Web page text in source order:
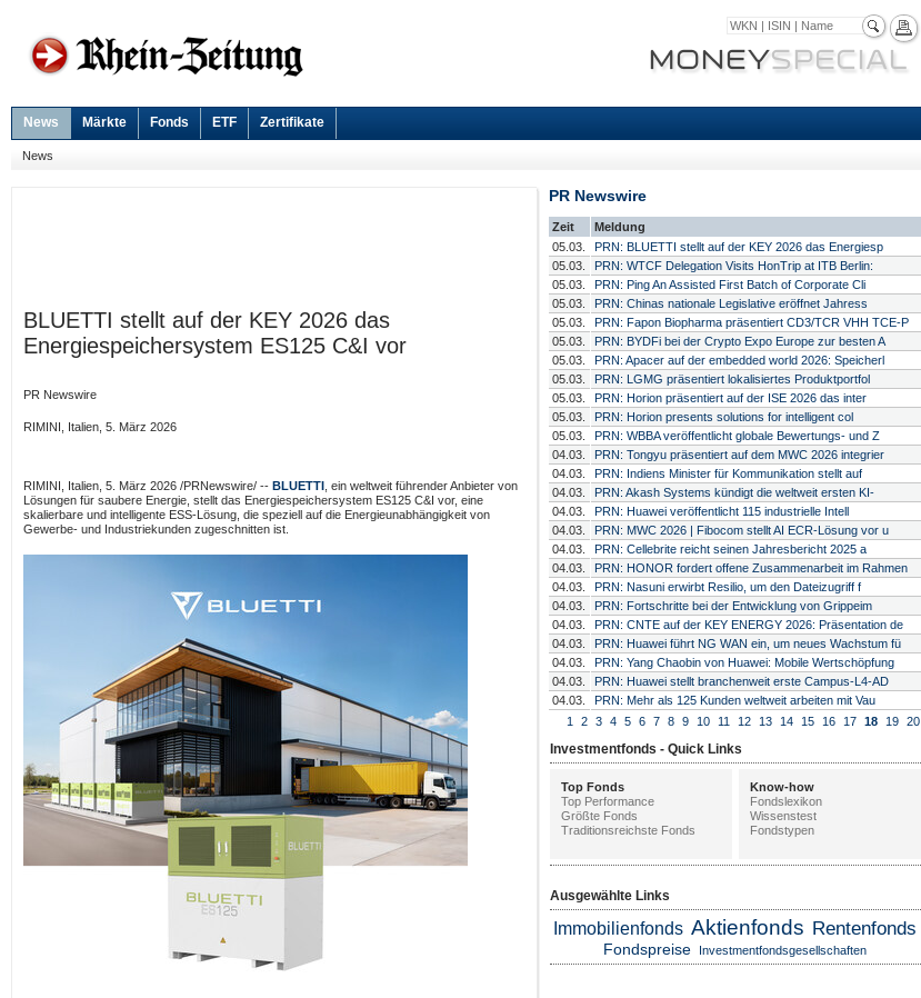
News Märkte Fonds ETF Zertifikate
News
BLUETTI stellt auf der KEY 2026 das
Energiespeichersystem ES125 C&I vor
PR Newswire
RIMINI, Italien, 5. März 2026
RIMINI, Italien 5. März 2026 /PRNewswire/ -- BLUETTI , ein weltweit führender Anbieter von
Lösungen für saubere Energie, stellt das Energiespeichersystem ES125 C&I vor, eine
skalierbare und intelligente ESS-Lösung, die speziell auf die Energieunabhängigkeit von
Gewerbe- und Industriekunden zugeschnitten ist.
PR Newswire
Zeit
Meldung
05.03.
PRN: BLUETTI stellt auf der KEY 2026 das Energiesp
05.03.
PRN: WTCF Delegation Visits HonTrip at ITB Berlin:
05.03.
PRN: Ping An Assisted First Batch of Corporate Cli
05.03.
PRN: Chinas nationale Legislative eröffnet Jahress
05.03.
PRN: Fapon Biopharma präsentiert CD3/TCR VHH TCE-P
05.03.
PRN: BYDFi bei der Crypto Expo Europe zur besten A
05.03.
PRN: Apacer auf der embedded world 2026: Speicherl
05.03.
PRN: LGMG präsentiert lokalisiertes Produktportfol
05.03.
PRN: Horion präsentiert auf der ISE 2026 das inter
05.03.
PRN: Horion presents solutions for intelligent col
05.03.
PRN: WBBA veröffentlicht globale Bewertungs- und Z
04.03.
PRN: Tongyu präsentiert auf dem MWC 2026 integrier
04.03.
PRN: Indiens Minister für Kommunikation stellt auf
04.03.
PRN: Akash Systems kündigt die weltweit ersten KI-
04.03.
PRN: Huawei veröffentlicht 115 industrielle Intell
04.03.
PRN: MWC 2026 | Fibocom stellt AI ECR-Lösung vor u
04.03.
PRN: Cellebrite reicht seinen Jahresbericht 2025 a
04.03.
PRN: HONOR fordert offene Zusammenarbeit im Rahmen
04.03.
PRN: Nasuni erwirbt Resilio, um den Dateizugriff f
04.03.
PRN: Fortschritte bei der Entwicklung von Grippeim
04.03.
PRN: CNTE auf der KEY ENERGY 2026: Präsentation de
04.03.
PRN: Huawei führt NG WAN ein, um neues Wachstum fü
04.03.
PRN: Yang Chaobin von Huawei: Mobile Wertschöpfung
04.03.
PRN: Huawei stellt branchenweit erste Campus-L4-AD
04.03.
PRN: Mehr als 125 Kunden weltweit arbeiten mit Vau
1
2 3 4 5 6 7 8 9 10 11 12 13 14 15 16 17 18 19 20
Investmentfonds - Quick Links
Top Fonds
Top Performance
Größte Fonds
Traditionsreichste Fonds
Know-how
Fondslexikon
Wissenstest
Fondstypen
Ausgewählte Links
Immobilienfonds Aktienfonds Rentenfonds
Fondspreise Investmentfondsgesellschaften